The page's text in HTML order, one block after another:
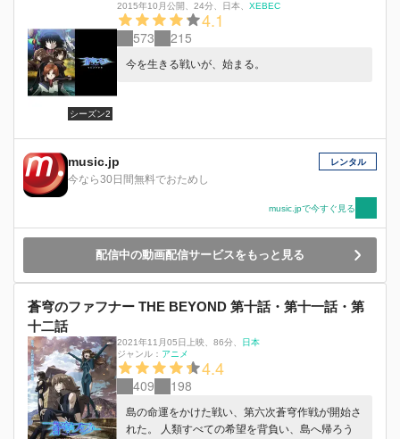
シーズン2
2015年10月公開、 24分、 日本、 XEBEC
4.1
573 215
今を生きる戦いが、始まる。
music.jp
今なら30日間無料でおためし
レンタル
music.jpで今すぐ見る
配信中の動画配信サービスをもっと見る
蒼穹のファフナー THE BEYOND 第十話・第十一話・第
十二話
2021年11月05日上映、 86分、 日本
ジャンル： アニメ
4.4
409 198
島の命運をかけた戦い、第六次蒼穹作戦が開始さ
れた。 ⼈類すべての希望を背負い、島へ帰ろう